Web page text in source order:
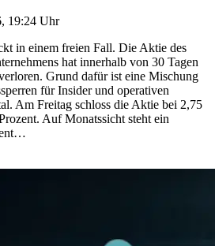
19:24 Uhr
in einem freien Fall. Die Aktie des
hat innerhalb von 30 Tagen
Grund dafür ist eine Mischung
für Insider und operativen
Am Freitag schloss die Aktie bei 2,75
Auf Monatssicht steht ein